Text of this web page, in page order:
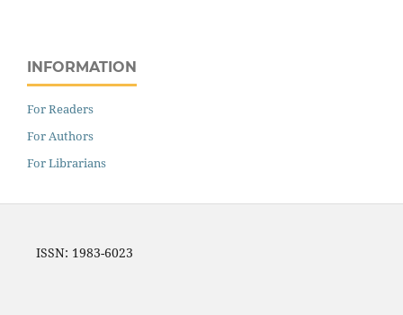
INFORMATION
For Readers
For Authors
For Librarians
ISSN: 1983-6023